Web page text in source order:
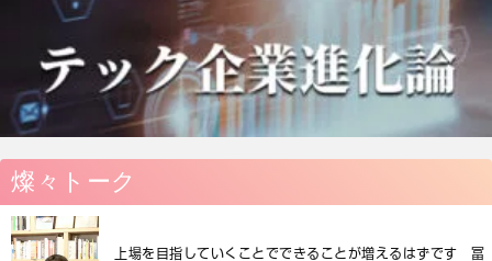
燦々トーク
上場を目指していくことでできることが増えるはずです 冨